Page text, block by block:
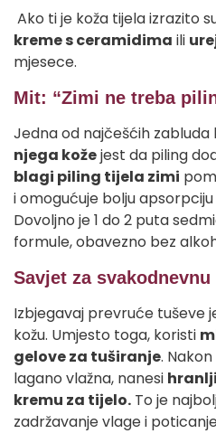
Ako ti je koža tijela izrazito
kreme s ceramidima ili
mjesece.
Mit: “Zimi ne treba
Jedna od najčešćih zabluda
njega kožejest da piling
blagi piling tijela zimi
i omogućuje bolju
Dovoljno je 1 do 2 puta
formule, obavezno bez
Savjet za
Izbjegavaj prevruće tuševe
kožu. Umjesto toga, koristi
gelove za tuširanje.
lagano vlažna, nanesi
kremu za tijelo. To je
zadržavanje vlage i